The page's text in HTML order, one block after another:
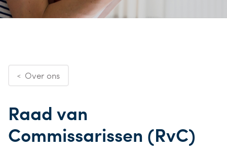
< Over ons
Raad van
Commissarissen (RvC)